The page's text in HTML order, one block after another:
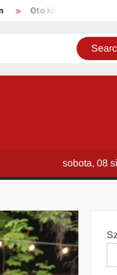
Oto kilka propozycji
sobota, 08